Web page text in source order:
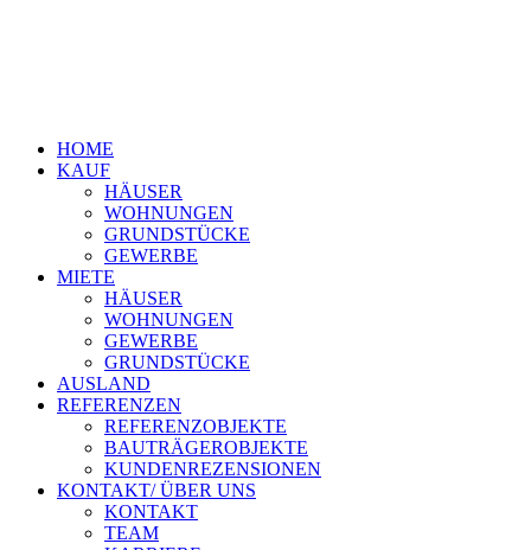
HOME
KAUF
HÄUSER
WOHNUNGEN
GRUNDSTÜCKE
GEWERBE
MIETE
HÄUSER
WOHNUNGEN
GEWERBE
GRUNDSTÜCKE
AUSLAND
REFERENZEN
REFERENZOBJEKTE
BAUTRÄGEROBJEKTE
KUNDENREZENSIONEN
KONTAKT/ ÜBER UNS
KONTAKT
TEAM